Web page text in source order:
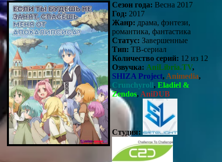
Сезон года: Весна 2017
Год: 2017
Жанр: драма, фэнтези,
романтика, фантастика
Статус: Завершенные
Тип: ТВ-сериал
Количество серий: 12 из 12
Озвучка: AniLibria.TV,
SHIZA Project, Animedia,
Crunchyroll, Eladiel &
Zendos, AniDUB
Студия: